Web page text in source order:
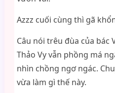
Azzz cuối cùng thì gã
Câu nói trêu đùa của bác
Thảo Vy vẫn phồng má
nhìn chồng ngơ ngác.
vừa làm gì thế này.